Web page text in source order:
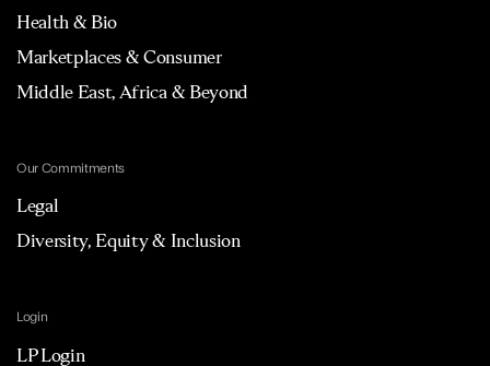
Health & Bio
Marketplaces & Consumer
Middle East, Africa & Beyond
Our Commitments
Legal
Diversity, Equity & Inclusion
Login
LP Login